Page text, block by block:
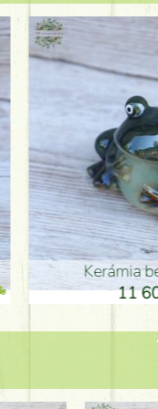
béka 12cm
600 Ft